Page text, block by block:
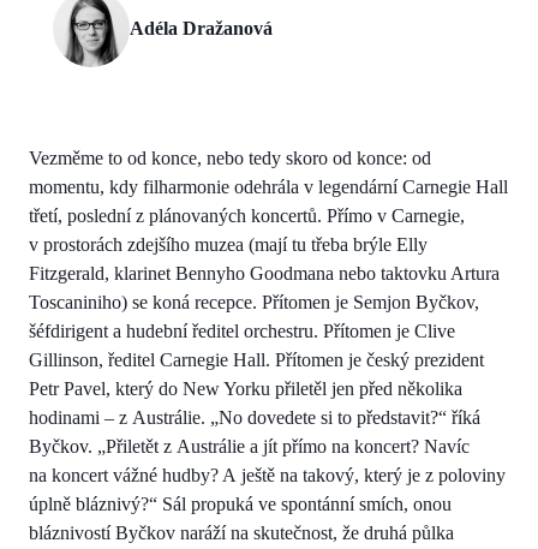
Adéla Dražanová
Vezměme to od konce, nebo tedy skoro od konce: od
momentu, kdy filharmonie odehrála v legendární Carnegie Hall
třetí, poslední z plánovaných koncertů. Přímo v Carnegie,
v prostorách zdejšího muzea (mají tu třeba brýle Elly
Fitzgerald, klarinet Bennyho Goodmana nebo taktovku Artura
Toscaniniho) se koná recepce. Přítomen je Semjon Byčkov,
šéfdirigent a hudební ředitel orchestru. Přítomen je Clive
Gillinson, ředitel Carnegie Hall. Přítomen je český prezident
Petr Pavel, který do New Yorku přiletěl jen před několika
hodinami – z Austrálie. „No dovedete si to představit?“ říká
Byčkov. „Přiletět z Austrálie a jít přímo na koncert? Navíc
na koncert vážné hudby? A ještě na takový, který je z poloviny
úplně bláznivý?“ Sál propuká ve spontánní smích, onou
bláznivostí Byčkov naráží na skutečnost, že druhá půlka